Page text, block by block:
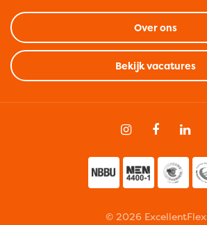
Over ons
Bekijk vacatures
© 2026 ExcellentFlex